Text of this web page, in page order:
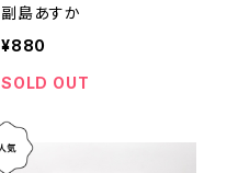
副島あすか
¥880
SOLD OUT